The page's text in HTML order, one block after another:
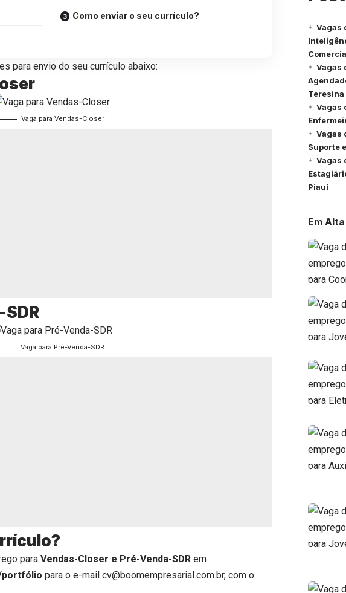
Como enviar o seu currículo?
para envio do seu currículo abaixo:
Vaga para Vendas-Closer
Vaga para Pré-Venda-SDR
para Vendas-Closer e Pré-Venda-SDR em
para o e-mail cv@boomempresarial.com.br, com o
Vagas
Vagas
Teresina
Vagas
Vagas
Suporte
Vagas
Piauí
Em Alta